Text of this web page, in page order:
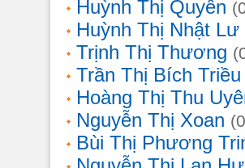
Huỳnh Thị Quyên
Huỳnh Thị Nhật Lư
Trịnh Thị Thương
Trần Thị Bích Triều
Hoàng Thị Thu
Nguyễn Thị Xoan
Bùi Thị Phương